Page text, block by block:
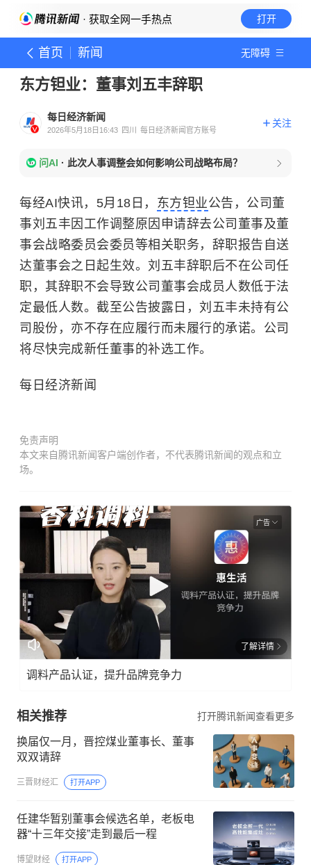
· 获取全网一手热点 打开
首页 新闻 无障碍
东方钽业：董事刘五丰辞职
每日经济新闻
2026年5月18日16:43 四川 每日经济新闻官方账号
关注
问AI · 此次人事调整会如何影响公司战略布局？
每经AI快讯，5月18日， 东方钽业公告，公司董
事刘五丰因工作调整原因申请辞去公司董事及董
事会战略委员会委员等相关职务，辞职报告自送
达董事会之日起生效。刘五丰辞职后不在公司任
职，其辞职不会导致公司董事会成员人数低于法
定最低人数。截至公告披露日，刘五丰未持有公
司股份，亦不存在应履行而未履行的承诺。公司
将尽快完成新任董事的补选工作。
每日经济新闻
免责声明
本文来自腾讯新闻客户端创作者，不代表腾讯新闻的观点和立
场。
广告
了解详情
调料产品认证，提升品牌竞争力
相关推荐 打开腾讯新闻查看更多
换届仅一月，晋控煤业董事长、董事
双双请辞
三晋财经汇 打开APP
任建华暂别董事会候选名单，老板电
器“十三年交接”走到最后一程
博望财经 打开APP